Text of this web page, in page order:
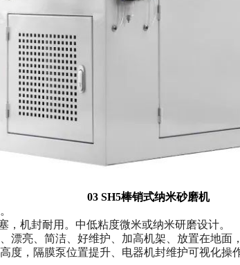
03 SH5棒销式纳米砂磨机
，机封耐用。中低粘度微米或纳米研磨设计。
漂亮、简洁、好维护、加高机架、放置在地面
度，隔膜泵位置提升、电器机封维护可视化操